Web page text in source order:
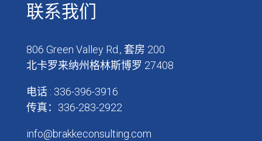
联系我们
806 Green Valley Rd., 套房 200
北卡罗来纳州格林斯博罗 27408
电话 : 336-396-3916
传真：336-283-2922
info@brakkeconsulting.com